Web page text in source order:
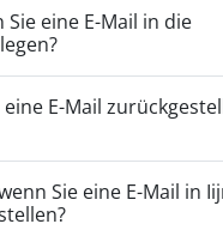
eine E-Mail in die
E-Mail
Sie eine E-Mail in